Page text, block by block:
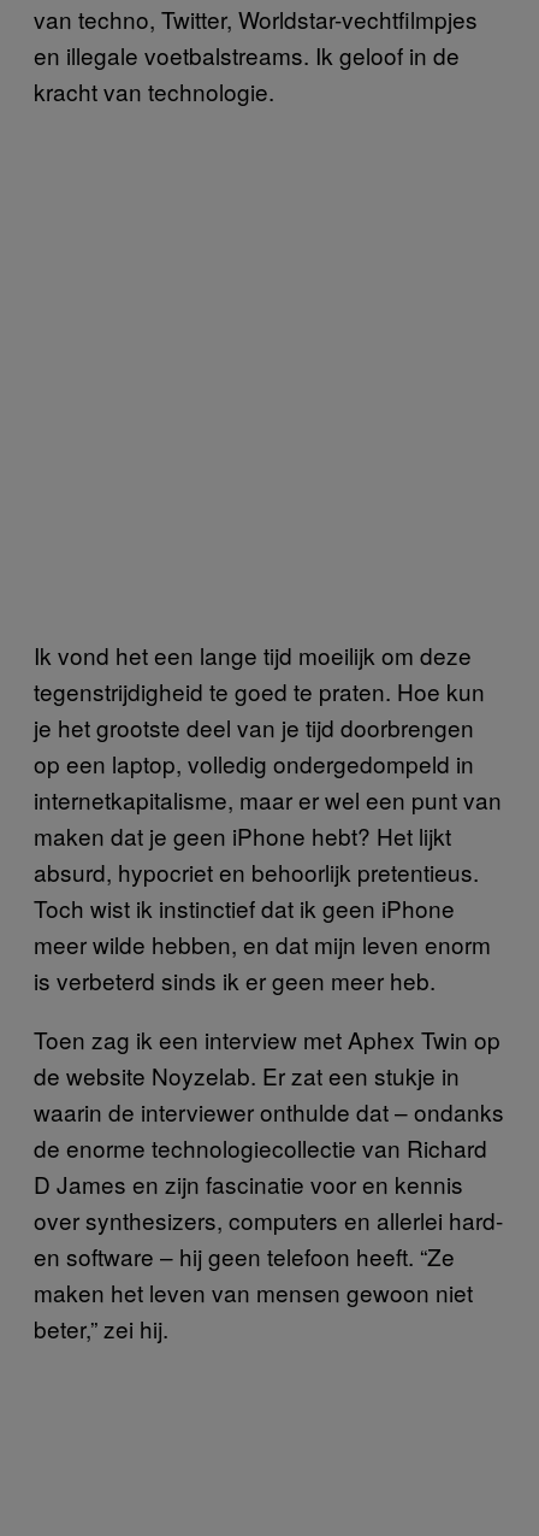
van techno, Twitter, Worldstar-vechtfilmpjes
en illegale voetbalstreams. Ik geloof in de
kracht van technologie.
Ik vond het een lange tijd moeilijk om deze
tegenstrijdigheid te goed te praten. Hoe kun
je het grootste deel van je tijd doorbrengen
op een laptop, volledig ondergedompeld in
internetkapitalisme, maar er wel een punt van
maken dat je geen iPhone hebt? Het lijkt
absurd, hypocriet en behoorlijk pretentieus.
Toch wist ik instinctief dat ik geen iPhone
meer wilde hebben, en dat mijn leven enorm
is verbeterd sinds ik er geen meer heb.
Toen zag ik een interview met Aphex Twin op
de website Noyzelab. Er zat een stukje in
waarin de interviewer onthulde dat – ondanks
de enorme technologiecollectie van Richard
D James en zijn fascinatie voor en kennis
over synthesizers, computers en allerlei hard-
en software – hij geen telefoon heeft. “Ze
maken het leven van mensen gewoon niet
beter,” zei hij.